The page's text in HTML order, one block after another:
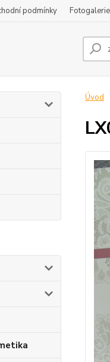
podmínky Fotogalerie
Úvod